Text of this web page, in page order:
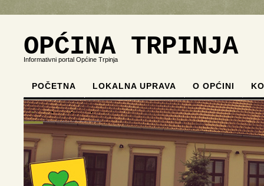
OPĆINA TRPINJA
Informativni portal Općine Trpinja
POČETNA LOKALNA UPRAVA O OPĆINI
. . . .